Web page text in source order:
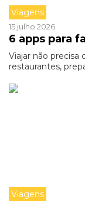
Viagens
15 julho 2026
6 apps para
Viajar não precisa
restaurantes,
Viagens